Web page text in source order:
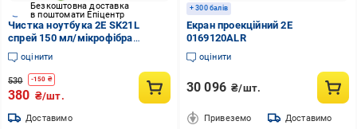
Безкоштовна доставка
в поштомати Епіцентр
Чистка ноутбука 2E SK21L
спрей 150 мл/мікрофібра
(SK21L)
оцінити
530 -150 ₴
380 ₴/шт.
Доставимо
+ 300 балів
Екран проекційний 2E
0169120ALR
оцінити
30 096 ₴/шт.
Привеземо Доставимо